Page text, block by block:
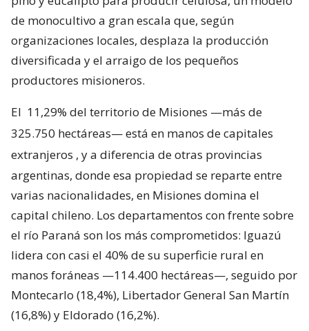
de monocultivo a gran escala que, según
organizaciones locales, desplaza la producción
diversificada y el arraigo de los pequeños
productores misioneros.
El 11,29% del territorio de Misiones —más de
325.750 hectáreas— está en manos de capitales
extranjeros , y a diferencia de otras provincias
argentinas, donde esa propiedad se reparte entre
varias nacionalidades, en Misiones domina el
capital chileno. Los departamentos con frente sobre
el río Paraná son los más comprometidos: Iguazú
lidera con casi el 40% de su superficie rural en
manos foráneas —114.400 hectáreas—, seguido por
Montecarlo (18,4%), Libertador General San Martín
(16,8%) y Eldorado (16,2%).